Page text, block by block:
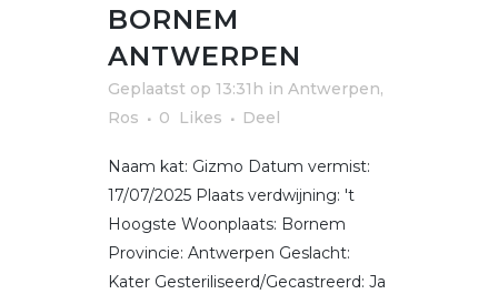
BORNEM
ANTWERPEN
Geplaatst op 13:31h in Antwerpen,
Ros
0 Likes Deel
Naam kat: Gizmo Datum vermist:
17/07/2025 Plaats verdwijning: 't
Hoogste Woonplaats: Bornem
Provincie: Antwerpen Geslacht:
Kater Gesteriliseerd/Gecastreerd: Ja